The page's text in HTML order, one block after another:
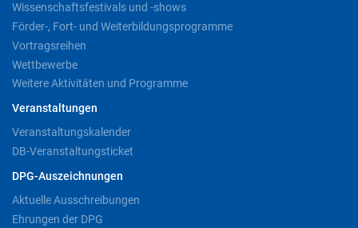
Wissenschaftsfestivals und -shows
Förder-, Fort- und Weiterbildungsprogramme
Vortragsreihen
Wettbewerbe
Weitere Aktivitäten und Programme
Veranstaltungen
Veranstaltungskalender
DB-Veranstaltungsticket
DPG-Auszeichnungen
Aktuelle Ausschreibungen
Ehrungen der DPG